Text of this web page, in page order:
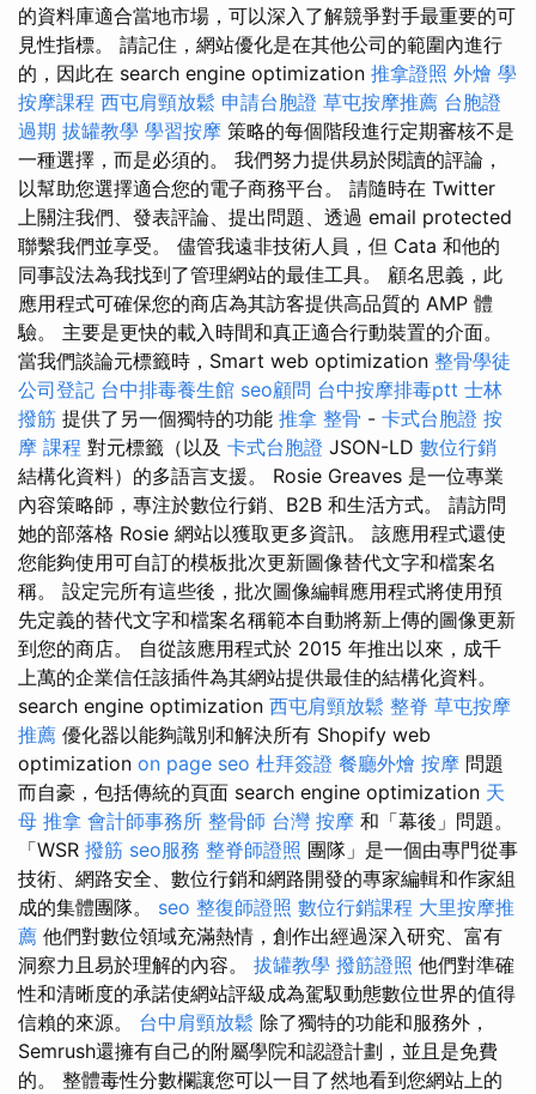
的資料庫適合當地市場，可以深入了解競爭對手最重要的可
見性指標。 請記住，網站優化是在其他公司的範圍內進行
的，因此在 search engine optimization 推拿證照 外燴 學
按摩課程 西屯肩頸放鬆 申請台胞證 草屯按摩推薦 台胞證
過期 拔罐教學 學習按摩 策略的每個階段進行定期審核不是
一種選擇，而是必須的。 我們努力提供易於閱讀的評論，
以幫助您選擇適合您的電子商務平台。 請隨時在 Twitter
上關注我們、發表評論、提出問題、透過 email protected
聯繫我們並享受。 儘管我遠非技術人員，但 Cata 和他的
同事設法為我找到了管理網站的最佳工具。 顧名思義，此
應用程式可確保您的商店為其訪客提供高品質的 AMP 體
驗。 主要是更快的載入時間和真正適合行動裝置的介面。
當我們談論元標籤時，Smart web optimization 整骨學徒
公司登記 台中排毒養生館 seo顧問 台中按摩排毒ptt 士林
撥筋 提供了另一個獨特的功能 推拿 整骨 - 卡式台胞證 按
摩 課程 對元標籤（以及 卡式台胞證 JSON-LD 數位行銷
結構化資料）的多語言支援。 Rosie Greaves 是一位專業
內容策略師，專注於數位行銷、B2B 和生活方式。 請訪問
她的部落格 Rosie 網站以獲取更多資訊。 該應用程式還使
您能夠使用可自訂的模板批次更新圖像替代文字和檔案名
稱。 設定完所有這些後，批次圖像編輯應用程式將使用預
先定義的替代文字和檔案名稱範本自動將新上傳的圖像更新
到您的商店。 自從該應用程式於 2015 年推出以來，成千
上萬的企業信任該插件為其網站提供最佳的結構化資料。
search engine optimization 西屯肩頸放鬆 整脊 草屯按摩
推薦 優化器以能夠識別和解決所有 Shopify web
optimization on page seo 杜拜簽證 餐廳外燴 按摩 問題
而自豪，包括傳統的頁面 search engine optimization 天
母 推拿 會計師事務所 整骨師 台灣 按摩 和「幕後」問題。
「WSR 撥筋 seo服務 整脊師證照 團隊」是一個由專門從事
技術、網路安全、數位行銷和網路開發的專家編輯和作家組
成的集體團隊。 seo 整復師證照 數位行銷課程 大里按摩推
薦 他們對數位領域充滿熱情，創作出經過深入研究、富有
洞察力且易於理解的內容。 拔罐教學 撥筋證照 他們對準確
性和清晰度的承諾使網站評級成為駕馭動態數位世界的值得
信賴的來源。 台中肩頸放鬆 除了獨特的功能和服務外，
Semrush還擁有自己的附屬學院和認證計劃，並且是免費
的。 整體毒性分數欄讓您可以一目了然地看到您網站上的